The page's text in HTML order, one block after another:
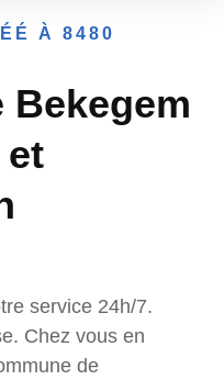
À 8480
Bekegem
service 24h/7.
Chez vous en
de